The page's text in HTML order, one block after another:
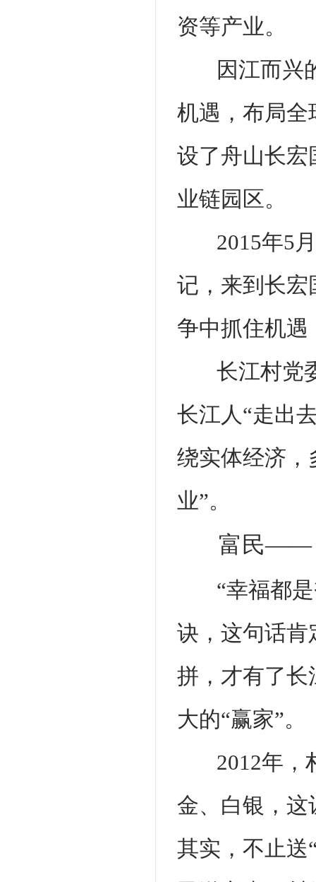
资等产业。
因江而兴
机遇，布局全
设了舟山长宏
业链园区。
2015年5
记，来到长宏
争中抓住机
长江村党
长江人“走出
绕实体经济，
业”。
富民——
“幸福都
诀，这句话肯
拼，才有了长
大的“赢家”。
2012年，
金、白银，这
其实，不止送